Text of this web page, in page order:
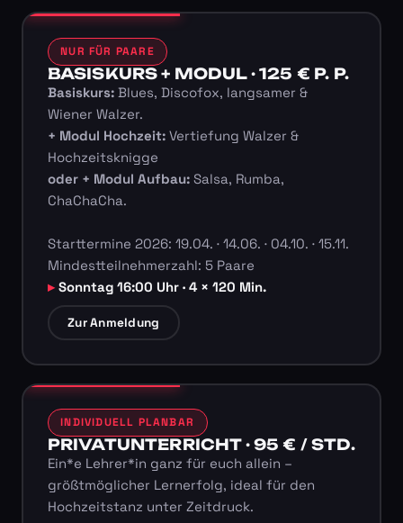
NUR FÜR PAARE
BASISKURS + MODUL · 125 € P. P.
Basiskurs:Blues, Discofox, langsamer &
Wiener Walzer.
+ Modul Hochzeit:Vertiefung Walzer &
Hochzeitsknigge
oder + Modul Aufbau:Salsa, Rumba,
ChaChaCha.
Starttermine 2026: 19.04. · 14.06. · 04.10. · 15.11.
Mindestteilnehmerzahl: 5 Paare
Sonntag 16:00 Uhr · 4 × 120 Min.
Zur Anmeldung
INDIVIDUELL PLANBAR
PRIVATUNTERRICHT · 95 € / STD.
Ein*e Lehrer*in ganz für euch allein –
größtmöglicher Lernerfolg, ideal für den
Hochzeitstanz unter Zeitdruck.